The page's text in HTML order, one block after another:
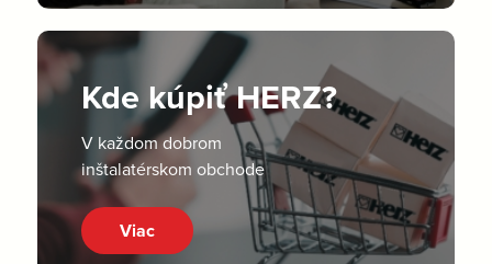
Kde kúpiť HERZ?
V každom dobrom
inštalatérskom obchode
Viac